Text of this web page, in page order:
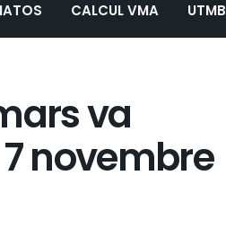
CALCUL VMA UTMB
va
novembre